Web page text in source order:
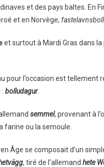
et des pays baltes. En
et en Norvège,
et surtout à Mardi Gras dans
pour l’occasion est
bolludagur.
semmel, provenant à
farine ou la semoule.
Âge se composait d’un
, tiré de l’allemand hete